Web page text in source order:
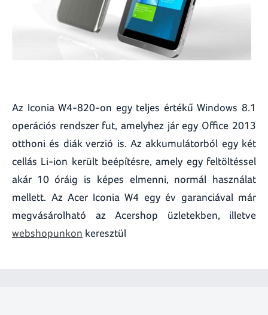
Az Iconia W4-820-on egy teljes értékű Windows 8.1
operációs rendszer fut, amelyhez jár egy Office 2013
otthoni és diák verzió is. Az akkumulátorból egy két
cellás Li-ion került beépítésre, amely egy feltöltéssel
akár 10 óráig is képes elmenni, normál használat
mellett. Az Acer Iconia W4 egy év garanciával már
megvásárolható az Acershop üzletekben, illetve
webshopunkon keresztül